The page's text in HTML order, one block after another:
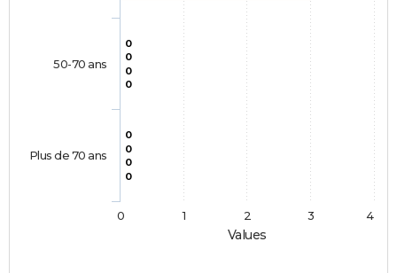
Values
0
0
0
0
0
0
0
0
50-70 ans
Plus de 70 ans
0 1 2 3 4